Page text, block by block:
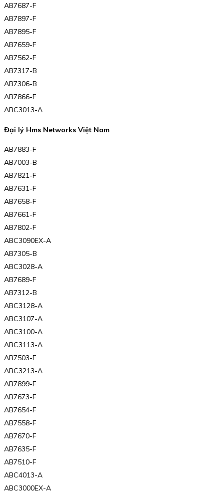
AB7687-F
AB7897-F
AB7895-F
AB7659-F
AB7562-F
AB7317-B
AB7306-B
AB7866-F
ABC3013-A
Đại lý Hms Networks Việt Nam
AB7883-F
AB7003-B
AB7821-F
AB7631-F
AB7658-F
AB7661-F
AB7802-F
ABC3090EX-A
AB7305-B
ABC3028-A
AB7689-F
AB7312-B
ABC3128-A
ABC3107-A
ABC3100-A
ABC3113-A
AB7503-F
ABC3213-A
AB7899-F
AB7673-F
AB7654-F
AB7558-F
AB7670-F
AB7635-F
AB7510-F
ABC4013-A
ABC3000EX-A